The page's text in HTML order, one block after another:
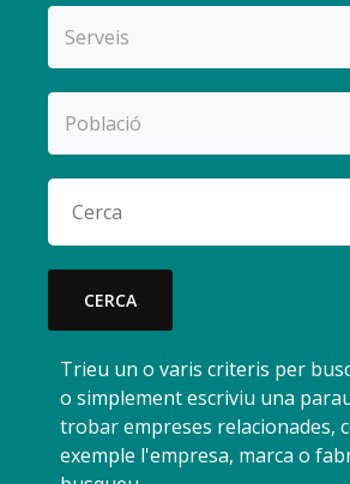
Serveis
Població
CERCA
Trieu un o varis criteris per
o simplement escriviu una
trobar empreses relacionades,
exemple l'empresa, marca o